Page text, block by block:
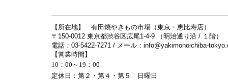
【所在地】 有田焼やきもの市場（東京・恵比寿店）
〒150-0012 東京都渋谷区広尾1-4-9 （明治通り沿 / １階）
電話：03-5422-7271 / メール：info@yakimonoichiba-
【営業時間】
10：00～19：00
定休日：第２・第４・第５ 日曜日